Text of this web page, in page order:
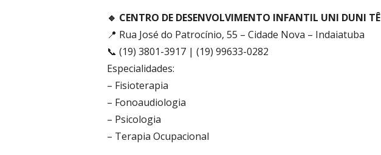
🔹 CENTRO DE DESENVOLVIMENTO INFANTIL UNI DUNI TÊ
📍 Rua José do Patrocínio, 55 – Cidade Nova – Indaiatuba
📞 (19) 3801-3917 | (19) 99633-0282
Especialidades:
– Fisioterapia
– Fonoaudiologia
– Psicologia
– Terapia Ocupacional